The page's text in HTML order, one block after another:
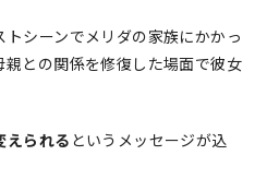
シーンでメリダの家族にかかっ
との関係を修復した場面で彼女
えられる というメッセージが込